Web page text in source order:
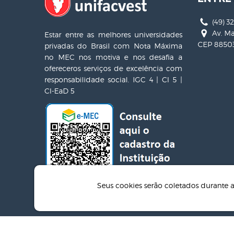
Estar entre as melhores universidades
privadas do Brasil com Nota Máxima
no MEC nos motiva e nos desafia a
ofereceros serviços de excelência com
responsabilidade social. IGC 4 | CI 5 |
CI-EaD 5
(49)
Av.
CEP
Seus cookies serão coletados durante